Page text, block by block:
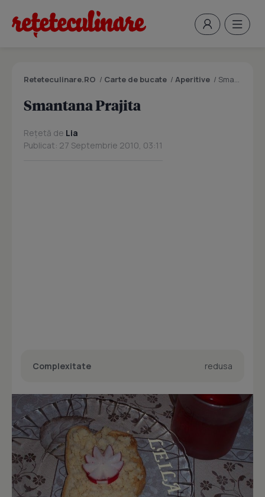
Reteteculinare.RO / Carte de bucate / Aperitive / Smantana Prajita
Smantana Prajita
Rețetă de Lia
Publicat: 27 Septembrie 2010, 03:11
Complexitate redusa